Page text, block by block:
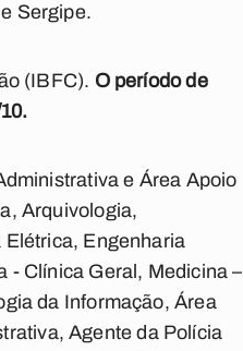
Sergipe.
(IBFC). O período de
e Área Apoio
Arquivologia,
Engenharia
- Clínica Geral, Medicina –
da Informação, Área
Agente da Polícia